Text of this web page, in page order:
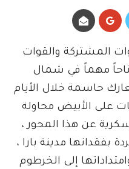
المشتركة والقوات
مهماً في شمال
حاسمة خلال الأيام
على الأبيض محاولة
عن هذا المحور ،
بفقدانها مدينة بارا ،
إلى الخرطوم